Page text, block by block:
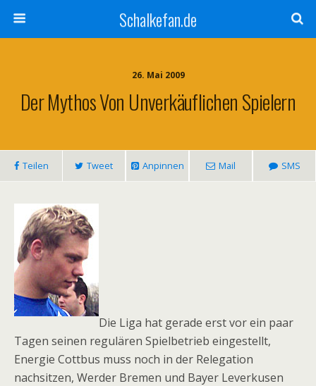
Schalkefan.de
26. Mai 2009
Der Mythos Von Unverkäuflichen Spielern
Teilen Tweet Anpinnen Mail SMS
Die Liga hat gerade erst vor ein paar
Tagen seinen regulären Spielbetrieb eingestellt,
Energie Cottbus muss noch in der Relegation
nachsitzen, Werder Bremen und Bayer Leverkusen